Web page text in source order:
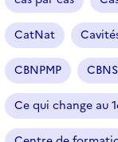
CatNat
CBNPMP
Ce qui change au